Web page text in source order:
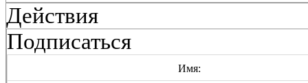
Действия
Подписаться
Имя: